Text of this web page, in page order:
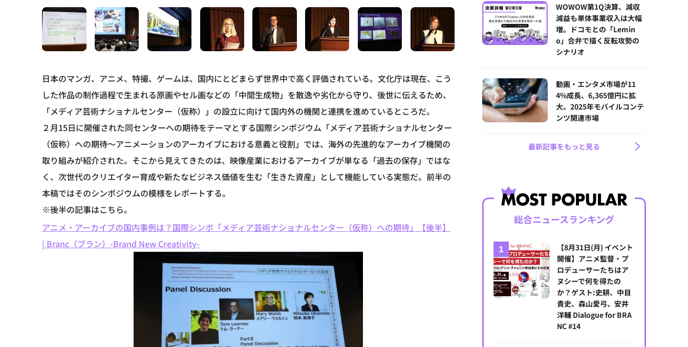
日本のマンガ、アニメ、特撮、ゲームは、国内にとどまらず世界中で高く評価されている。文化庁は現在、こう
した作品の制作過程で生まれる原画やセル画などの「中間生成物」を散逸や劣化から守り、後世に伝えるため、
「メディア芸術ナショナルセンター（仮称）」の設立に向けて国内外の機関と連携を進めているところだ。
２月15日に開催された同センターへの期待をテーマとする国際シンポジウム「メディア芸術ナショナルセンター
（仮称）への期待～アニメーションのアーカイブにおける意義と役割」では、海外の先進的なアーカイブ機関の
取り組みが紹介された。そこから見えてきたのは、映像産業におけるアーカイブが単なる「過去の保存」ではな
く、次世代のクリエイター育成や新たなビジネス価値を生む「生きた資産」として機能している実態だ。前半の
本稿ではそのシンポジウムの模様をレポートする。
※後半の記事はこちら。
アニメ・アーカイブの国内事例は？国際シンポ「メディア芸術ナショナルセンター（仮称）への期待」【後半】
| Branc（ブラン）-Brand New Creativity-
WOWOW第1Q決算、減収
減益も単体事業収入は大幅
増。ドコモとの「Lemin
o」合弁で描く反転攻勢の
シナリオ
動画・エンタメ市場が11
4%成長、6,365億円に拡
大。2025年モバイルコンテ
ンツ関連市場
最新記事をもっと見る
総合ニュースランキング
【8月31日(月) イベント
開催】アニメ監督・プ
ロデューサーたちはア
ヌシーで何を得たの
か？ゲスト:史耕、中目
貴史、森山愛弓、安井
洋輔 Dialogue for BRA
NC #14